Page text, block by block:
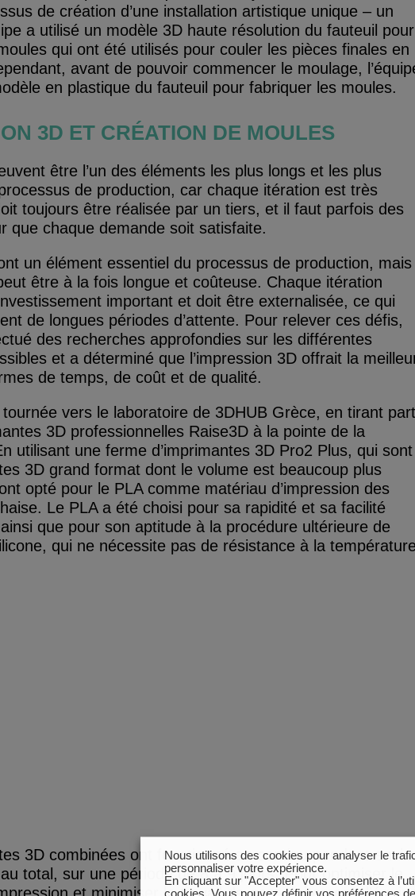
de création d’une installation artistique unique – un
a utilisé un modèle 3D haute résolution du fauteuil pour
qui ont été utilisés pour couler les pièces finales en
avant de pouvoir commencer le moulage,
en plastique du fauteuil pour fabriquer les moules.
3D ET CRÉATION DE MOULES
être l’un des éléments les plus longs et les plus
de production, car chaque itération est très
toujours être réalisée par un tiers, et il faut parfois des
que chaque demande soit satisfaite.
un élément essentiel du processus de production, mais
être à la fois longue et coûteuse. Chaque itération
important et doit être externalisée, ce qui
de longues périodes d’attente. Pour relever ces défis,
des recherches approfondies sur les différentes
et a déterminé que l’impression 3D offrait la
de temps, de coût et de qualité.
tournée vers le laboratoire de 3DHUB Grèce, en tirant
3D professionnelles Raise3D à la pointe de la
utilisant une ferme d’imprimantes 3D Pro2 Plus, qui sont
3D grand format dont le volume est beaucoup plus
opté pour le PLA comme matériau d’impression des
Le PLA a été choisi pour sa rapidité et sa facilité
ainsi que pour son aptitude à la procédure ultérieure de
qui ne nécessite pas de résistance à la
3D combinées ont fonctionné en continu pendant
total, sur une période de 8 à 9 jours. Pour optimiser le
Nous utilisons des cookies pour analyser le
personnaliser votre expérience.
En cliquant sur "Accepter" vous consentez à
cookies. Vous pouvez définir vos préférences